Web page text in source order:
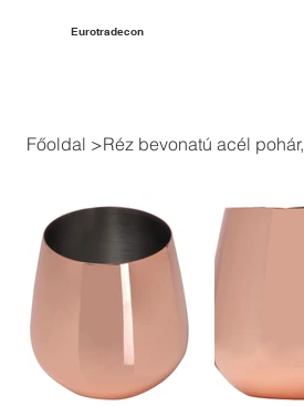
Eurotradecon
Főoldal >Réz bevonatú acél